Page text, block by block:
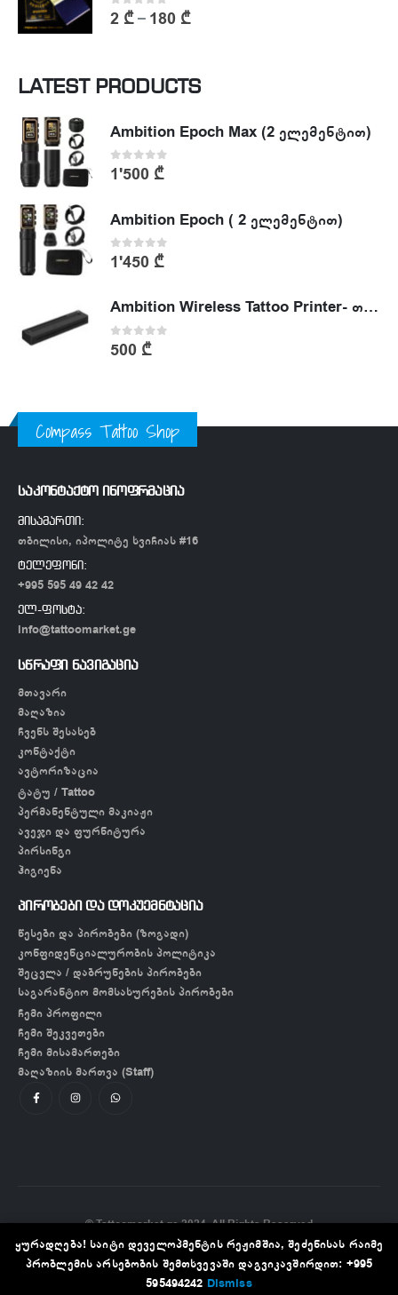
0out of 5
2 ₾– 180 ₾
LATEST PRODUCTS
Ambition Epoch Max (2 ელემენტით)
0out of 5
1'500 ₾
Ambition Epoch ( 2 ელემენტით)
0out of 5
1'450 ₾
Ambition Wireless Tattoo Printer- თერმული პრინტერი
0out of 5
500 ₾
Compass Tattoo Shop
საკონტაქტო ინოფრმაცია
მისამართი:
თბილისი, იპოლიტე ხვიჩიას #16
ტელეფონი:
+995 595 49 42 42
ელ-ფოსტა:
info@tattoomarket.ge
სწრაფი ნავიგაცია
მთავარი
მაღაზია
ჩვენს შესახებ
კონტაქტი
ავტორიზაცია
ტატუ / Tattoo
პერმანენტული მაკიაჟი
ავეჯი და ფურნიტურა
პირსინგი
ჰიგიენა
პირობები და დოკუემნტაცია
წესები და პირობები (ზოგადი)
კონფიდენციალურობის პოლიტიკა
შეცვლა / დაბრუნების პირობები
საგარანტიო მომსახურების პირობები
ჩემი პროფილი
ჩემი შეკვეთები
ჩემი მისამართები
მაღაზიის მართვა (Staff)
© Tattoomarket.ge 2024. All Rights Reserved
ყურადღება! საიტი დეველოპმენტის რეჟიმშია, შეძენისას რაიმე
პრობლემის არსებობის შემთხვევაში დაგვიკავშირდით: +995
595494242 Dismiss